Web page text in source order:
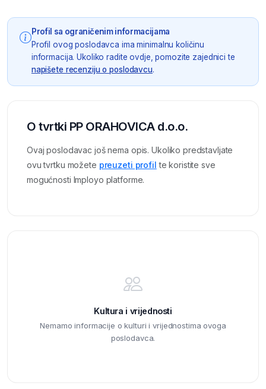
Profil sa ograničenim informacijama
Profil ovog poslodavca ima minimalnu količinu
informacija. Ukoliko radite ovdje, pomozite zajednici te
napišete recenziju o poslodavcu.
O tvrtki PP ORAHOVICA d.o.o.
Ovaj poslodavac još nema opis. Ukoliko predstavljate
ovu tvrtku možete preuzeti profil te koristite sve
mogućnosti Imployo platforme.
Kultura i vrijednosti
Nemamo informacije o kulturi i vrijednostima ovoga
poslodavca.